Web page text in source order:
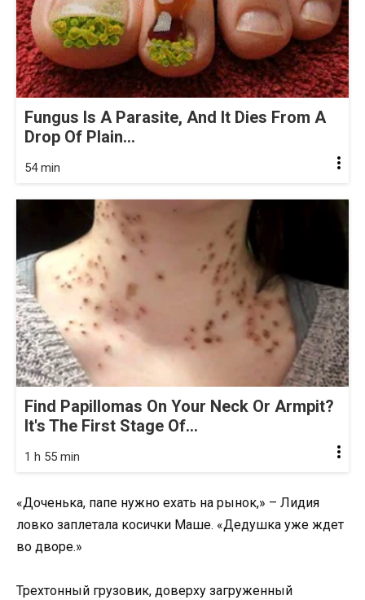
Fungus Is A Parasite, And It Dies From A
Drop Of Plain...
54 min
Find Papillomas On Your Neck Or Armpit?
It's The First Stage Of...
1 h 55 min
«Доченька, папе нужно ехать на рынок,» – Лидия
ловко заплетала косички Маше. «Дедушка уже ждет
во дворе.»
Трехтонный грузовик, доверху загруженный